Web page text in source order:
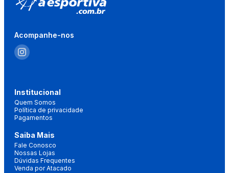
Acompanhe-nos
Institucional
Quem Somos
Política de privacidade
Pagamentos
Saiba Mais
Fale Conosco
Nossas Lojas
Dúvidas Frequentes
Venda por Atacado